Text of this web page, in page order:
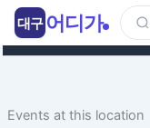
츠
너Events at this location
대구 어디가